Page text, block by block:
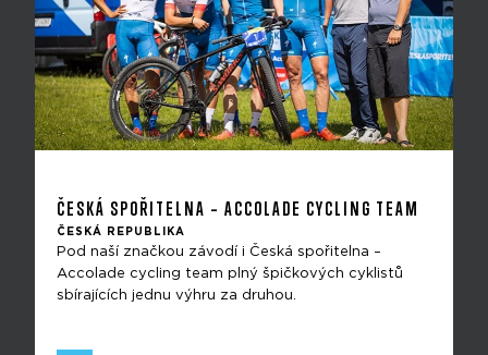
ČESKÁ SPOŘITELNA – ACCOLADE CYCLING TEAM
ČESKÁ REPUBLIKA
Pod naší značkou závodí i Česká spořitelna –
Accolade cycling team plný špičkových cyklistů
sbírajících jednu výhru za druhou.